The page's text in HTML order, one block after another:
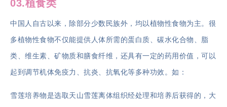
03.植食类
中国人自古以来，除部分少数民族外，均以植物性食物为主。很
多植物性食物不仅能提供人体所需的蛋白质、碳水化合物、脂
类、维生素、矿物质和膳食纤维，还具有一定的药用价值，可以
起到调节机体免疫力、抗炎、抗氧化等多种功效。如：
雪莲培养物是选取天山雪莲离体组织经处理和培养后获得的，大